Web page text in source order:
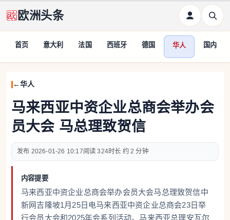
欧洲头条
首页 意大利 法国 西班牙 德国 华人 国内
华人
马来西亚中资企业总商会举办会
员大会 马总理致贺信
2026-01-26 10:17 324 约 2 分钟
内容提要
马来西亚中资企业总商会举办会员大会马总理致贺信中
新网吉隆坡1月25日电马来西亚中资企业总商会23日举
行会员大会和2025年会系列活动。马来西亚总理安瓦尔